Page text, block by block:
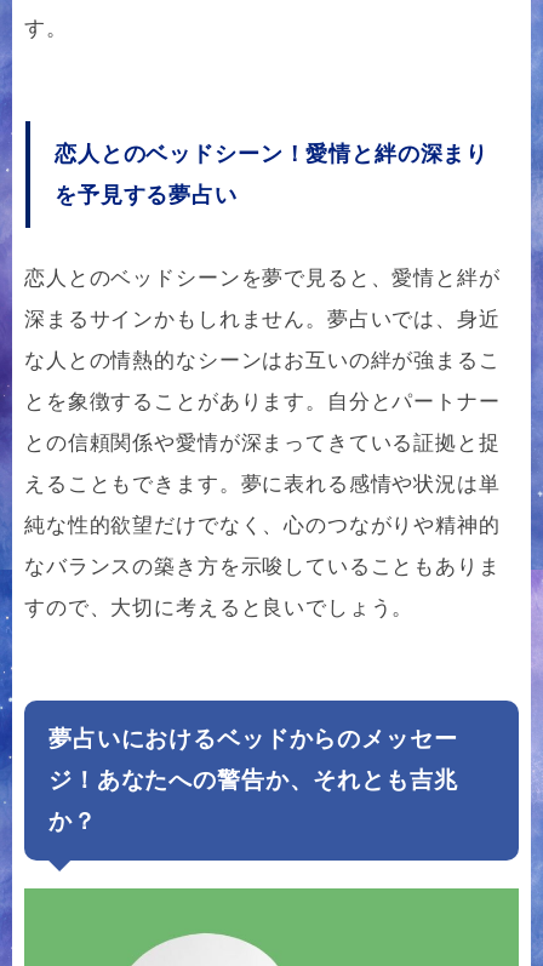
す。
恋人とのベッドシーン！愛情と絆の深まり
を予見する夢占い
恋人とのベッドシーンを夢で見ると、愛情と絆が
深まるサインかもしれません。夢占いでは、身近
な人との情熱的なシーンはお互いの絆が強まるこ
とを象徴することがあります。自分とパートナー
との信頼関係や愛情が深まってきている証拠と捉
えることもできます。夢に表れる感情や状況は単
純な性的欲望だけでなく、心のつながりや精神的
なバランスの築き方を示唆していることもありま
すので、大切に考えると良いでしょう。
夢占いにおけるベッドからのメッセー
ジ！あなたへの警告か、それとも吉兆
か？